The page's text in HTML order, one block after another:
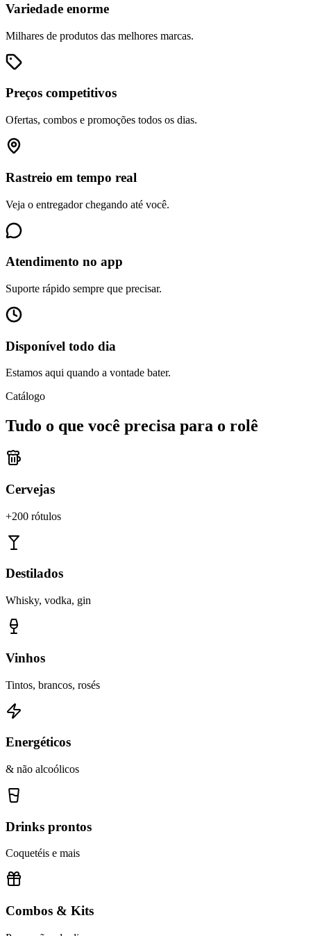
Variedade enorme
Milhares de produtos das melhores marcas.
Preços competitivos
Ofertas, combos e promoções todos os dias.
Rastreio em tempo real
Veja o entregador chegando até você.
Atendimento no app
Suporte rápido sempre que precisar.
Disponível todo dia
Estamos aqui quando a vontade bater.
Catálogo
Tudo o que você precisa para o rolê
Cervejas
+200 rótulos
Destilados
Whisky, vodka, gin
Vinhos
Tintos, brancos, rosés
Energéticos
& não alcoólicos
Drinks prontos
Coquetéis e mais
Combos & Kits